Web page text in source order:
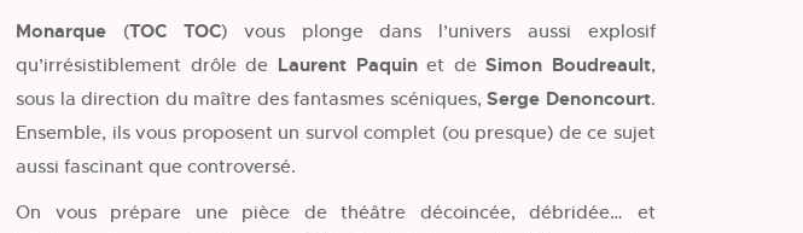
Monarque (TOC TOC) vous plonge dans l’univers aussi explosif
qu’irrésistiblement drôle de Laurent Paquinet deSimon Boudreault,
sous la direction du maître des fantasmes scéniques,Serge Denoncourt.
Ensemble, ils vous proposent un survol complet (ou presque) de ce sujet
aussi fascinant que controversé.
On vous prépare une pièce de théâtre décoincée, débridée… et